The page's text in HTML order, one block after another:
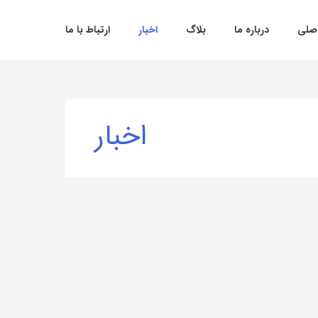
درباره ما بلاگ اخبار ارتباط با ما
اخبار